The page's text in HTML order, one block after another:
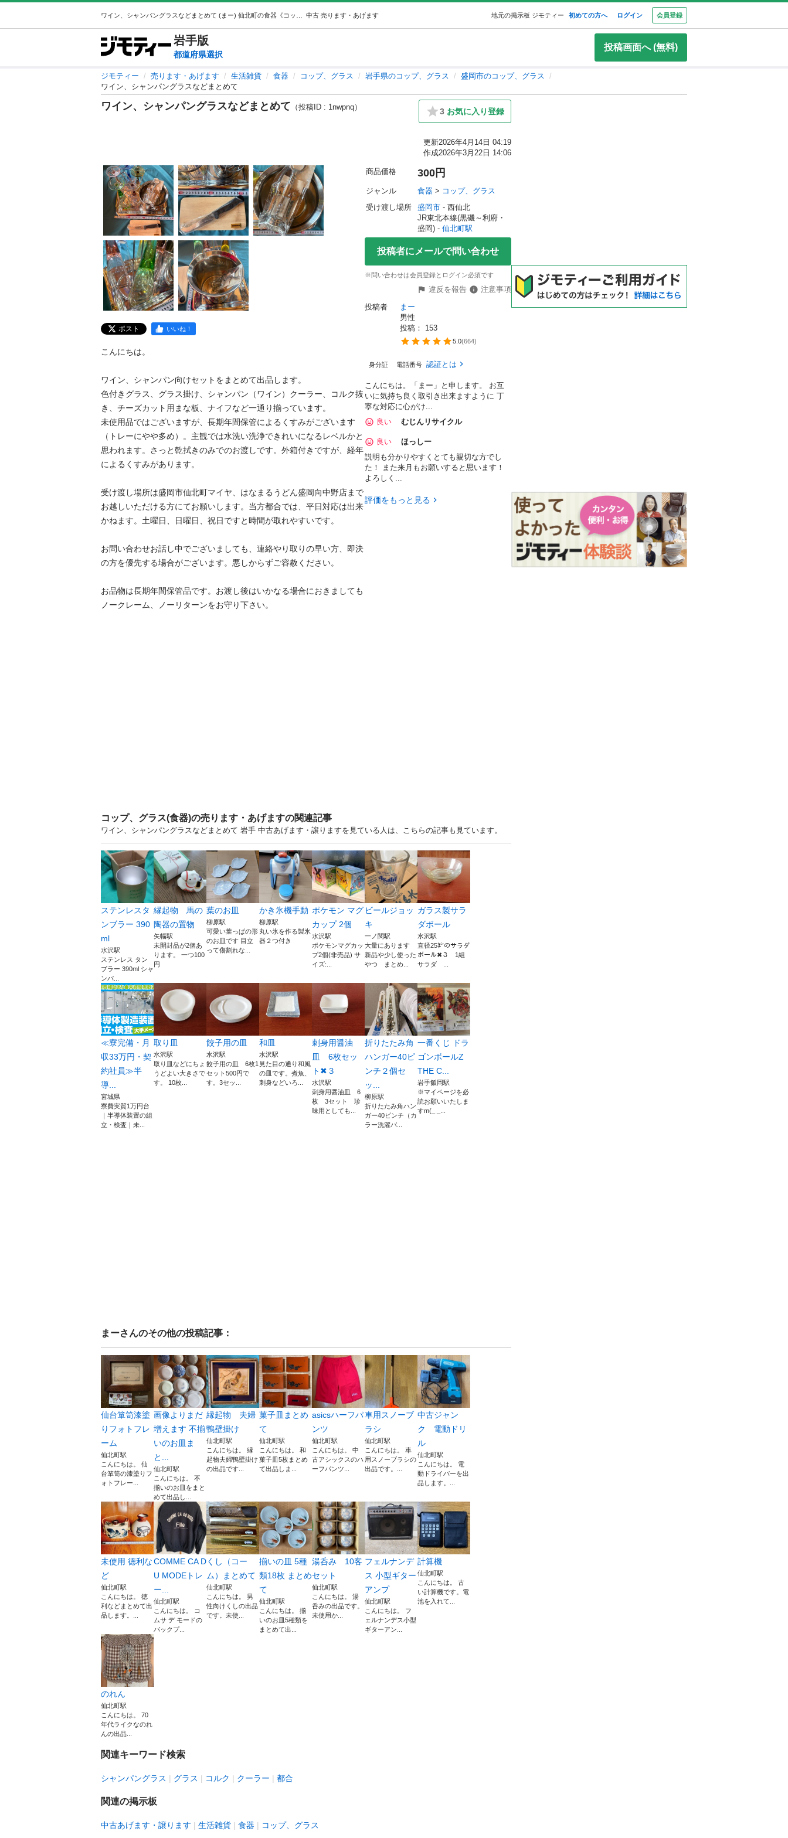
中古 売ります・あげます 地元の掲示板 ジモティー 初めての方へ ログイン 会員登録
岩手版
都道府県選択
投稿画面へ (無料)
ジモティー 売ります・あげます 生活雑貨 食器 コップ、グラス 岩手県のコップ、グラス
盛岡市のコップ、グラス
ワイン、シャンパングラスなどまとめて
ワイン、シャンパングラスなどまとめて （投稿ID : 1nwpnq） 3 お気に入り登録
更新2026年4月14日 04:19
作成2026年3月22日 14:06
ポスト いいね！
こんにちは。
ワイン、シャンパン向けセットをまとめて出品します。
色付きグラス、グラス掛け、シャンパン（ワイン）クーラー、コルク抜
き、チーズカット用まな板、ナイフなど一通り揃っています。
未使用品ではございますが、長期年間保管によるくすみがございます
（トレーにやや多め）。主観では水洗い洗浄できれいになるレベルかと
思われます。さっと乾拭きのみでのお渡しです。外箱付きですが、経年
によるくすみがあります。
受け渡し場所は盛岡市仙北町マイヤ、はなまるうどん盛岡向中野店まで
お越しいただける方にてお願いします。当方都合では、平日対応は出来
かねます。土曜日、日曜日、祝日ですと時間が取れやすいです。
お問い合わせお話し中でございましても、連絡やり取りの早い方、即決
の方を優先する場合がございます。悪しからずご容赦ください。
お品物は長期年間保管品です。お渡し後はいかなる場合におきましても
ノークレーム、ノーリターンをお守り下さい。
商品価格 300円
ジャンル 食器 > コップ、グラス
受け渡し場所
盛岡市 - 西仙北
JR東北本線(黒磯～利府・
盛岡) - 仙北町駅
投稿者にメールで問い合わせ
※問い合わせは会員登録とログイン必須です
違反を報告
注意事項
投稿者
まー
男性
投稿： 153
5.0(664)
身分証 電話番号 認証とは
こんにちは。「まー」と申します。 お互
いに気持ち良く取引き出来ますように 丁
寧な対応に心がけ...
良い
むじんリサイクル
良い
ほっしー
説明も分かりやすくとても親切な方でし
た！ また来月もお願いすると思います！
よろしく...
評価をもっと見る
コップ、グラス(食器)の売ります・あげますの関連記事
ワイン、シャンパングラスなどまとめて 岩手 中古あげます・譲りますを見ている人は、こちらの記事も見ています。
ステンレスタ
ンブラー 390
ml
水沢駅
ステンレス タン
ブラー 390ml シャ
ンパ...
縁起物 馬の
陶器の置物
矢幅駅
未開封品が2個あ
ります。 一つ100
円
葉のお皿
柳原駅
可愛い葉っぱの形
のお皿です 目立
って傷割れな...
かき氷機手動
柳原駅
丸い氷を作る製氷
器２つ付き
ポケモン マグ
カップ 2個
水沢駅
ポケモンマグカッ
プ2個(非売品) サ
イズ:...
ビールジョッ
キ
一ノ関駅
大量にあります
新品や少し使った
やつ まとめ...
ガラス製サラ
ダボール
水沢駅
直径25㌢のサラダ
ボール✖３ 1組
サラダ ...
≪寮完備・月
収33万円・契
約社員≫半
導...
宮城県
寮費実質1万円台
｜半導体装置の組
立・検査｜未...
取り皿
水沢駅
取り皿などにちょ
うどよい大きさで
す。 10枚...
餃子用の皿
水沢駅
餃子用の皿 6枚1
セット500円で
す。3セッ...
和皿
水沢駅
見た目の通り和風
の皿です。煮魚、
刺身などいろ...
刺身用醤油
皿 6枚セッ
ト✖３
水沢駅
刺身用醤油皿 6
枚 3セット 珍
味用としても...
折りたたみ角
ハンガー40ピ
ンチ２個セ
ッ...
柳原駅
折りたたみ角ハン
ガー40ピンチ（カ
ラー洗濯バ...
一番くじ ドラ
ゴンボールZ
THE C...
岩手飯岡駅
※マイページを必
読お願いいたしま
すm(_ _...
まーさんのその他の投稿記事：
仙台箪笥漆塗
りフォトフレ
ーム
仙北町駅
こんにちは。 仙
台箪笥の漆塗りフ
ォトフレー...
画像よりまだ
増えます 不揃
いのお皿ま
と...
仙北町駅
こんにちは。 不
揃いのお皿をまと
めて出品し...
縁起物 夫婦
鴨壁掛け
仙北町駅
こんにちは。 縁
起物夫婦鴨壁掛け
の出品です...
菓子皿まとめ
て
仙北町駅
こんにちは。 和
菓子皿5枚まとめ
て出品しま...
asicsハーフパ
ンツ
仙北町駅
こんにちは。 中
古アシックスのハ
ーフパンツ...
車用スノーブ
ラシ
仙北町駅
こんにちは。 車
用スノーブラシの
出品です。...
中古ジャン
ク 電動ドリ
ル
仙北町駅
こんにちは。 電
動ドライバーを出
品します。...
未使用 徳利な
ど
仙北町駅
こんにちは。 徳
利などまとめて出
品します。...
COMME CA D
U MODEトレ
ー...
仙北町駅
こんにちは。 コ
ムサ デ モードの
バックプ...
くし（コー
ム）まとめて
仙北町駅
こんにちは。 男
性向けくしの出品
です。未使...
揃いの皿 5種
類18枚 まとめ
て
仙北町駅
こんにちは。 揃
いのお皿5種類を
まとめて出...
湯呑み 10客
セット
仙北町駅
こんにちは。 湯
呑みの出品です。
未使用か...
フェルナンデ
ス 小型ギター
アンプ
仙北町駅
こんにちは。 フ
ェルナンデス小型
ギターアン...
計算機
仙北町駅
こんにちは。 古
い計算機です。電
池を入れて...
のれん
仙北町駅
こんにちは。 70
年代ライクなのれ
んの出品...
関連キーワード検索
シャンパングラス グラス コルク クーラー 都合
関連の掲示板
中古あげます・譲ります 生活雑貨 食器 コップ、グラス